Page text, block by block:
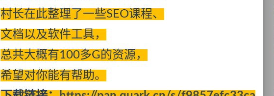
村长在此整理了一些SEO课程、
文档以及软件工具，
总共大概有100多G的资源，
希望对你能有帮助。